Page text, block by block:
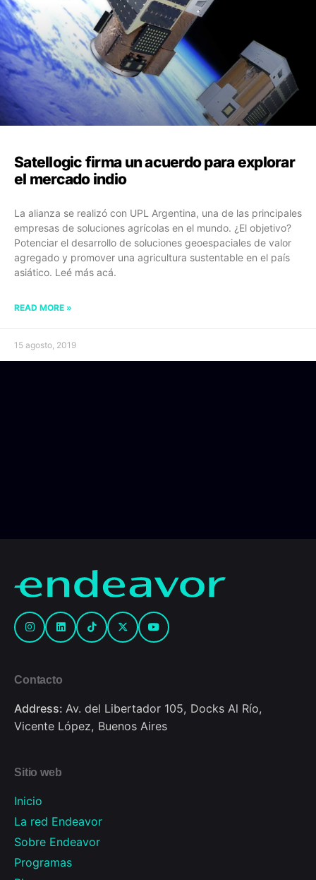
Satellogic firma un acuerdo para explorar
el mercado indio
La alianza se realizó con UPL Argentina, una de las principales
empresas de soluciones agrícolas en el mundo. ¿El objetivo?
Potenciar el desarrollo de soluciones geoespaciales de valor
agregado y promover una agricultura sustentable en el país
asiático. Leé más acá.
READ MORE »
15 agosto, 2019
Contacto
Address: Av. del Libertador 105, Docks Al Río,
Vicente López, Buenos Aires
Sitio web
Inicio
La red Endeavor
Sobre Endeavor
Programas